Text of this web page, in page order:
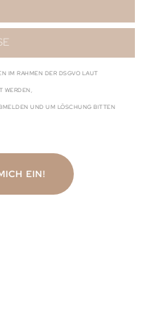
IM RAHMEN DER DSGVO LAUT
WERDEN,
UND UM LÖSCHUNG BITTEN
EIN!